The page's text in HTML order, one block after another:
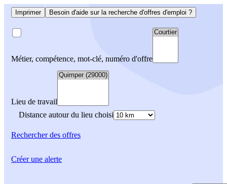
Imprimer Besoin d'aide sur la recherche d'offres d'emploi ?
Métier, compétence, mot-clé, numéro d'offre
Lieu de travail
Distance autour du lieu choisi
Rechercherdes offres
Créer une alerte